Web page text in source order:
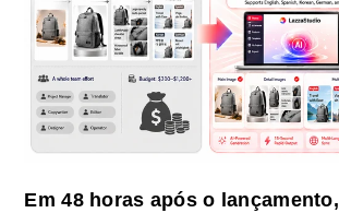
Em 48 horas após o